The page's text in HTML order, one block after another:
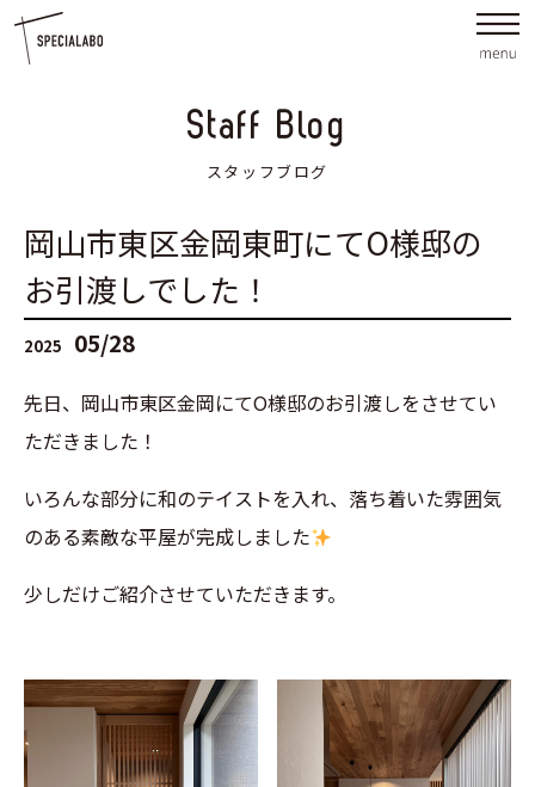
Staff Blog
スタッフブログ
岡山市東区金岡東町にてO様邸の
お引渡しでした！
2025 05/28
先日、岡山市東区金岡にてO様邸のお引渡しをさせてい
ただきました！
いろんな部分に和のテイストを入れ、落ち着いた雰囲気
のある素敵な平屋が完成しました
少しだけご紹介させていただきます。